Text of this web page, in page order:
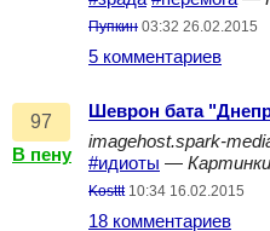
Пупкин 03:32 26.02.2015
5 комментариев
97
В пену
Шеврон бата
imagehost.spark-
#идиоты —
Kosttt 10:34 16.02.2015
18 комментариев